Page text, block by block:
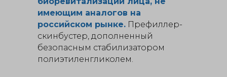
имеющим аналогов на
российском рынке. Префиллер-
скинбустер, дополненный
безопасным стабилизатором
полиэтиленгликолем.